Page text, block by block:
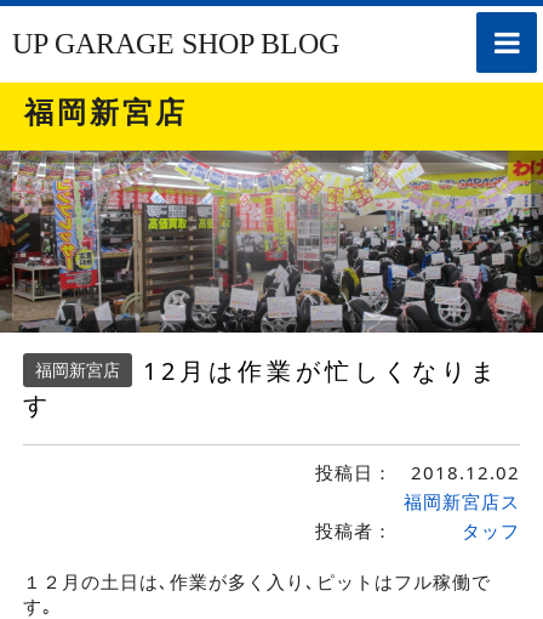
toggle
UP GARAGE SHOP BLOG
福岡新宮店
福岡新宮店
12月は作業が忙しくなりま
す
投稿日： 2018.12.02
投稿者：
福岡新宮店ス
タッフ
１２月の土日は､作業が多く入り､ピットはフル稼働で
す｡